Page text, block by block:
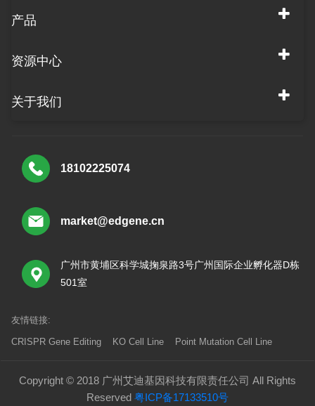
产品
资源中心
关于我们
18102225074
market@edgene.cn
广州市黄埔区科学城掬泉路3号广州国际企业孵化器D栋
501室
友情链接:
CRISPR Gene Editing KO Cell Line Point Mutation Cell Line
Copyright © 2018 广州艾迪基因科技有限责任公司 All Rights
Reserved 粤ICP备17133510号